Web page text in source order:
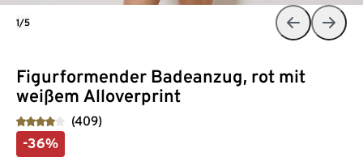
Figurformender Badeanzug, rot mit
weißem Alloverprint
(409)
-36%
1/5